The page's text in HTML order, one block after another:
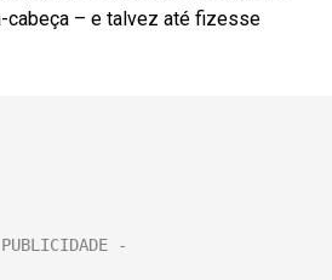
cabeça – e talvez até fizesse